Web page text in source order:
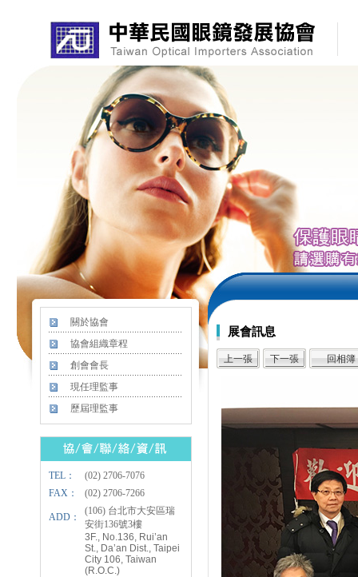
關於協會
協會組織章程
創會會長
現任理監事
歷屆理監事
TEL：
(02) 2706-7076
FAX：
(02) 2706-7266
ADD：
(106) 台北市大安區瑞
安街136號3樓
3F., No.136, Rui’an
St., Da’an Dist., Taipei
City 106, Taiwan
(R.O.C.)
展會訊息